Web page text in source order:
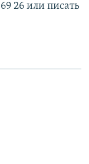
26 или писать